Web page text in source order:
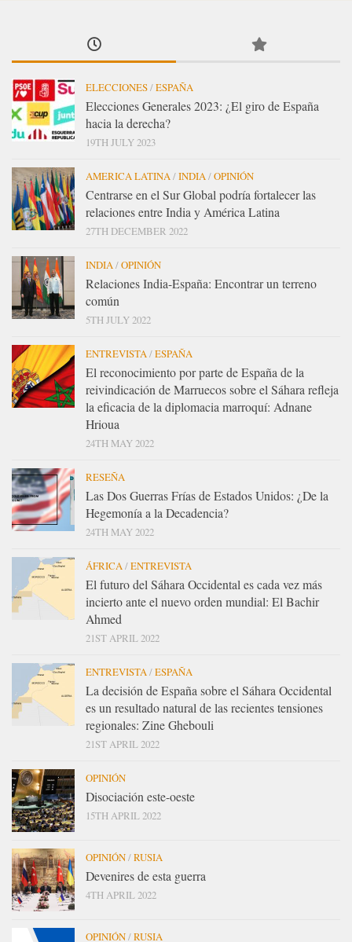
ELECCIONES/ESPAÑA
Elecciones Generales 2023: ¿El giro de España
hacia la derecha?
19TH JULY 2023
AMERICA LATINA/INDIA/OPINIÓN
Centrarse en el Sur Global podría fortalecer las
relaciones entre India y América Latina
27TH DECEMBER 2022
INDIA/OPINIÓN
Relaciones India-España: Encontrar un terreno
común
5TH JULY 2022
ENTREVISTA/ESPAÑA
El reconocimiento por parte de España de la
reivindicación de Marruecos sobre el Sáhara refleja
la eficacia de la diplomacia marroquí: Adnane
Hrioua
24TH MAY 2022
RESEÑA
Las Dos Guerras Frías de Estados Unidos: ¿De la
Hegemonía a la Decadencia?
24TH MAY 2022
ÁFRICA/ENTREVISTA
El futuro del Sáhara Occidental es cada vez más
incierto ante el nuevo orden mundial: El Bachir
Ahmed
21ST APRIL 2022
ENTREVISTA/ESPAÑA
La decisión de España sobre el Sáhara Occidental
es un resultado natural de las recientes tensiones
regionales: Zine Ghebouli
21ST APRIL 2022
OPINIÓN
Disociación este-oeste
15TH APRIL 2022
OPINIÓN/RUSIA
Devenires de esta guerra
4TH APRIL 2022
OPINIÓN/RUSIA